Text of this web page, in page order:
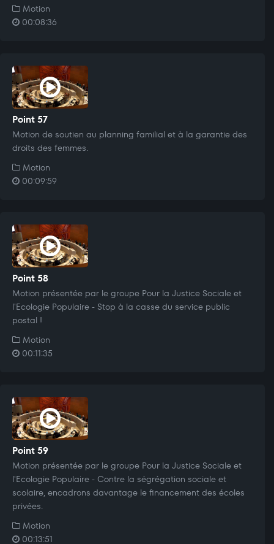
Motion
00:08:36
Point 57
Motion de soutien au planning familial et à la garantie des
droits des femmes.
Motion
00:09:59
Point 58
Motion présentée par le groupe Pour la Justice Sociale et
l'Ecologie Populaire - Stop à la casse du service public
postal !
Motion
00:11:35
Point 59
Motion présentée par le groupe Pour la Justice Sociale et
l'Ecologie Populaire - Contre la ségrégation sociale et
scolaire, encadrons davantage le financement des écoles
privées.
Motion
00:13:51